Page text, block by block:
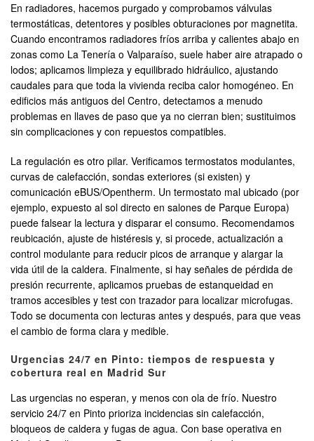
En radiadores, hacemos purgado y comprobamos válvulas
termostáticas, detentores y posibles obturaciones por magnetita.
Cuando encontramos radiadores fríos arriba y calientes abajo en
zonas como La Tenería o Valparaíso, suele haber aire atrapado o
lodos; aplicamos limpieza y equilibrado hidráulico, ajustando
caudales para que toda la vivienda reciba calor homogéneo. En
edificios más antiguos del Centro, detectamos a menudo
problemas en llaves de paso que ya no cierran bien; sustituimos
sin complicaciones y con repuestos compatibles.
La regulación es otro pilar. Verificamos termostatos modulantes,
curvas de calefacción, sondas exteriores (si existen) y
comunicación eBUS/Opentherm. Un termostato mal ubicado (por
ejemplo, expuesto al sol directo en salones de Parque Europa)
puede falsear la lectura y disparar el consumo. Recomendamos
reubicación, ajuste de histéresis y, si procede, actualización a
control modulante para reducir picos de arranque y alargar la
vida útil de la caldera. Finalmente, si hay señales de pérdida de
presión recurrente, aplicamos pruebas de estanqueidad en
tramos accesibles y test con trazador para localizar microfugas.
Todo se documenta con lecturas antes y después, para que veas
el cambio de forma clara y medible.
Urgencias 24/7 en Pinto: tiempos de respuesta y
cobertura real en Madrid Sur
Las urgencias no esperan, y menos con ola de frío. Nuestro
servicio 24/7 en Pinto prioriza incidencias sin calefacción,
bloqueos de caldera y fugas de agua. Con base operativa en